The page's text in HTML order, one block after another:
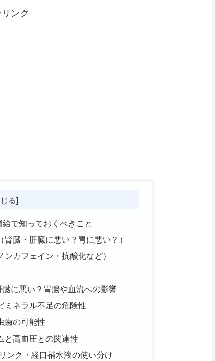
ンク
で知っておくべきこと
臓・肝臓に悪い？胃に悪い？）
カフェイン・抗酸化など）
に悪い？胃腸や血流への影響
ミネラル不足の危険性
歯の可能性
と高血圧との関連性
ンク・経口補水液の使い分け